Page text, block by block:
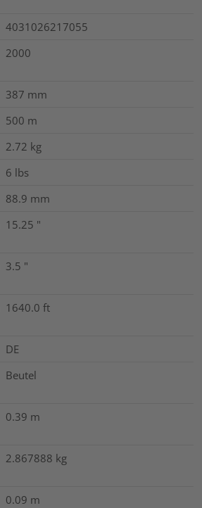
4031026217055
2000
387 mm
500 m
2.72 kg
6 lbs
88.9 mm
15.25 "
3.5 "
1640.0 ft
DE
Beutel
0.39 m
2.867888 kg
0.09 m